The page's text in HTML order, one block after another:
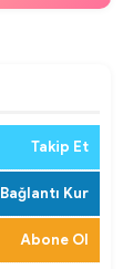
Takip Et
Bağlantı Kur
Abone Ol